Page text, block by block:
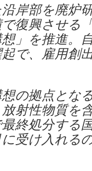
岸部を廃炉
復興させる
」を推進。
で、雇用創
の拠点とな
射性物質を
終処分する
受け入れる